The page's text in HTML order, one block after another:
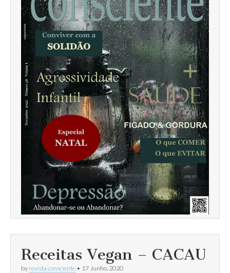
Receitas Vegan – CACAU
by revista consciente • 17 Junho, 2020